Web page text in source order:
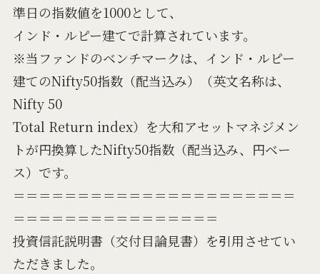
準日の指数値を1000として、
インド・ルピー建てで計算されています。
※当ファンドのベンチマークは、インド・ルピー
建てのNifty50指数（配当込み）（英文名称は、
Nifty 50
Total Return index）を大和アセットマネジメン
トが円換算したNifty50指数（配当込み、円ベー
ス）です。
＝＝＝＝＝＝＝＝＝＝＝＝＝＝＝＝＝＝＝＝＝＝
＝＝＝＝＝＝＝＝＝＝＝＝＝＝＝＝
投資信託説明書（交付目論見書）を引用させてい
ただきました。